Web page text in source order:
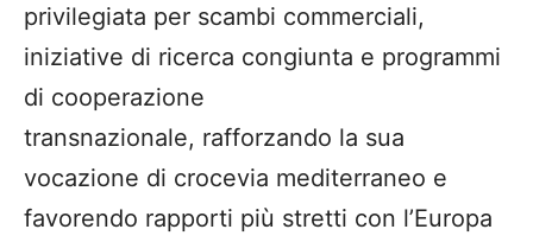
privilegiata per scambi commerciali,
iniziative di ricerca congiunta e programmi
di cooperazione
transnazionale, rafforzando la sua
vocazione di crocevia mediterraneo e
favorendo rapporti più stretti con l’Europa